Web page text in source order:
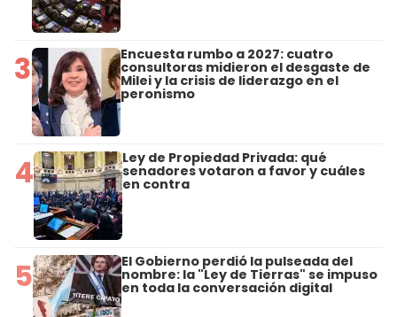
3 Encuesta rumbo a 2027: cuatro
consultoras midieron el desgaste de
Milei y la crisis de liderazgo en el
peronismo
4 Ley de Propiedad Privada: qué
senadores votaron a favor y cuáles
en contra
5 El Gobierno perdió la pulseada del
nombre: la "Ley de Tierras" se impuso
en toda la conversación digital